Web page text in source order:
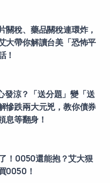
關稅、藥品關稅連環炸，
大帶你解讀台美「恐怖平
！
發涼？「送分題」變「送
慘跌兩大元兇，教你債券
息等翻身！
！0050還能抱？艾大狠
0050！